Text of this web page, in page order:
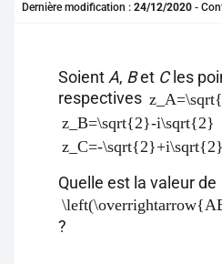
Se connecter
S'inscrire
Pour profiter de 10
Dernière modification : 24/12/2020 -
Soient A, Bet Cles
respectives
z_B=\sqrt{2}-i\sqrt{2}
z_C=-\sqrt{2}+i\sqrt{2}
Quelle est la valeur de
?